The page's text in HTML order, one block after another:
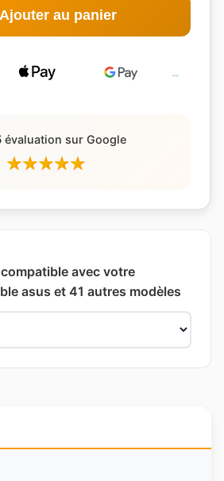
Ajouter au panier
évaluation sur Google
avec votre
asus et 41 autres modèles